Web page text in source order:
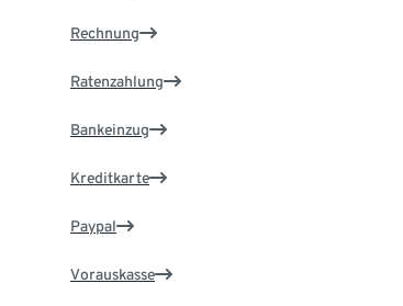
Rechnung
Ratenzahlung
Bankeinzug
Kreditkarte
Paypal
Vorauskasse